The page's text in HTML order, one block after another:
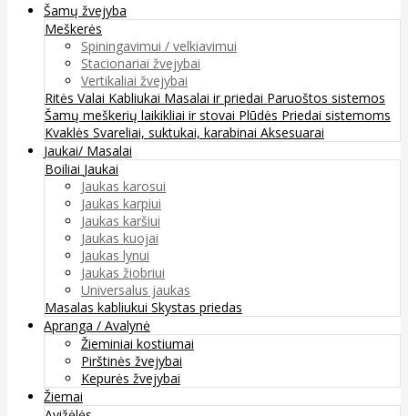
Šamų žvejyba
Meškerės
Spiningavimui / velkiavimui
Stacionariai žvejybai
Vertikaliai žvejybai
Ritės Valai Kabliukai Masalai ir priedai Paruoštos sistemos
Šamų meškerių laikikliai ir stovai Plūdės Priedai sistemoms
Kvaklės Svareliai, suktukai, karabinai Aksesuarai
Jaukai/ Masalai
Boiliai Jaukai
Jaukas karosui
Jaukas karpiui
Jaukas karšiui
Jaukas kuojai
Jaukas lynui
Jaukas žiobriui
Universalus jaukas
Masalas kabliukui Skystas priedas
Apranga / Avalynė
Žieminiai kostiumai
Pirštinės žvejybai
Kepurės žvejybai
Žiemai